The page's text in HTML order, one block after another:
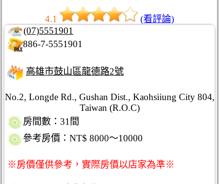
4.1
(看評論)
(07)5551901
886-7-5551901
高雄市鼓山區龍德路2號
No.2, Longde Rd., Gushan Dist., Kaohsiiung City 804,
Taiwan (R.O.C)
房間數：31間
參考房價：NT$ 8000～10000
※房價僅供參考，實際房價以店家為準※